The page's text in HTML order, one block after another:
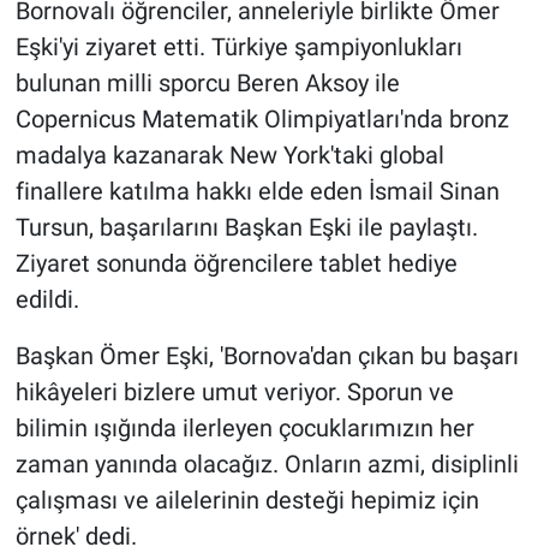
Bornovalı öğrenciler, anneleriyle birlikte Ömer
Eşki'yi ziyaret etti. Türkiye şampiyonlukları
bulunan milli sporcu Beren Aksoy ile
Copernicus Matematik Olimpiyatları'nda bronz
madalya kazanarak New York'taki global
finallere katılma hakkı elde eden İsmail Sinan
Tursun, başarılarını Başkan Eşki ile paylaştı.
Ziyaret sonunda öğrencilere tablet hediye
edildi.
Başkan Ömer Eşki, 'Bornova'dan çıkan bu başarı
hikâyeleri bizlere umut veriyor. Sporun ve
bilimin ışığında ilerleyen çocuklarımızın her
zaman yanında olacağız. Onların azmi, disiplinli
çalışması ve ailelerinin desteği hepimiz için
örnek' dedi.